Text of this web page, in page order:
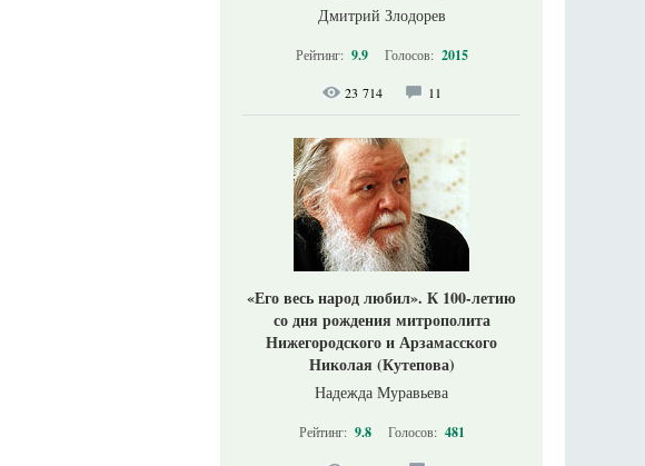
Дмитрий Злодорев
Рейтинг: 9.9 Голосов: 2015
23 714 11
«Его весь народ любил». К 100-летию
со дня рождения митрополита
Нижегородского и Арзамасского
Николая (Кутепова)
Надежда Муравьева
Рейтинг: 9.8 Голосов: 481